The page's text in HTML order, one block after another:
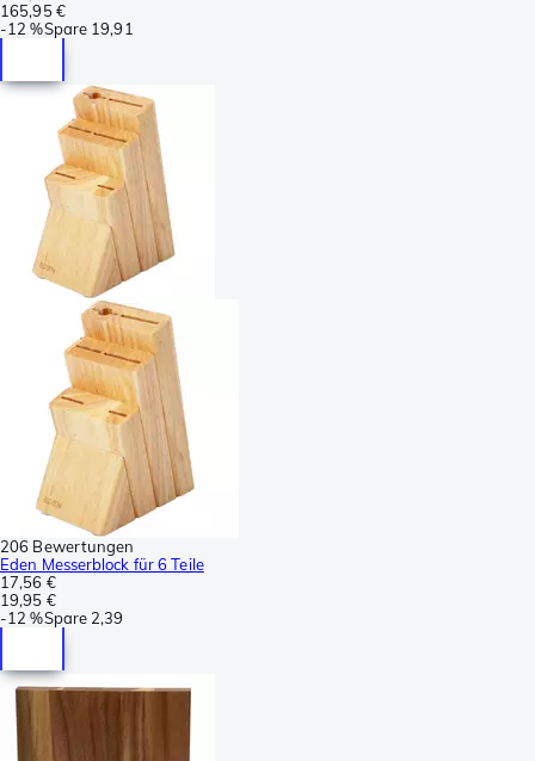
165,95 €
-12 %Spare 19,91
206 Bewertungen
Eden Messerblock für 6 Teile
17,56 €
19,95 €
-12 %Spare 2,39